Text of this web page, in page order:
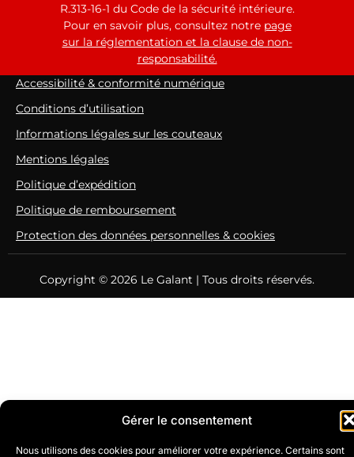
Gérer le consentement
Nous utilisons des cookies pour améliorer votre expérience. Certains sont
R.313-16-1 du Code de la sécurité intérieure.
Pour en savoir plus, consultez notre page
sur la réglementation et la clause de non-
responsabilité.
Accessibilité & conformité numérique
Conditions d’utilisation
Informations légales sur les couteaux
Mentions légales
Politique d’expédition
Politique de remboursement
Protection des données personnelles & cookies
Copyright © 2026 Le Galant | Tous droits réservés.